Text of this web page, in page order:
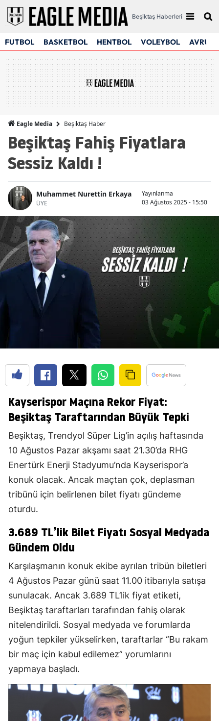
Beşiktaş Haberleri
FUTBOL BASKETBOL HENTBOL VOLEYBOL
Eagle Media Beşiktaş Haber
Beşiktaş Fahiş Fiyatlara
Sessiz Kaldı !
Muhammet Nurettin Erkaya
ÜYE
Yayınlanma
03 Ağustos 2025 - 15:50
Kayserispor Maçına Rekor Fiyat:
Beşiktaş Taraftarından Büyük Tepki
Beşiktaş, Trendyol Süper Lig’in açılış haftasında
10 Ağustos Pazar akşamı saat 21.30’da RHG
Enertürk Enerji Stadyumu’nda Kayserispor’a
konuk olacak. Ancak maçtan çok, deplasman
tribünü için belirlenen bilet fiyatı gündeme
oturdu.
3.689 TL’lik Bilet Fiyatı Sosyal Medyada
Gündem Oldu
Karşılaşmanın konuk ekibe ayrılan tribün biletleri
4 Ağustos Pazar günü saat 11.00 itibarıyla satışa
sunulacak. Ancak 3.689 TL’lik fiyat etiketi,
Beşiktaş taraftarları tarafından fahiş olarak
nitelendirildi. Sosyal medyada ve forumlarda
yoğun tepkiler yükselirken, taraftarlar “Bu rakam
bir maç için kabul edilemez” yorumlarını
yapmaya başladı.